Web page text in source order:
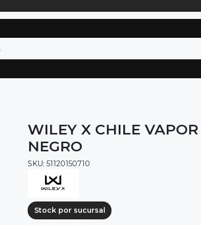
WILEY X CHILE
NEGRO
SKU: 51120150710
Stock por sucursal